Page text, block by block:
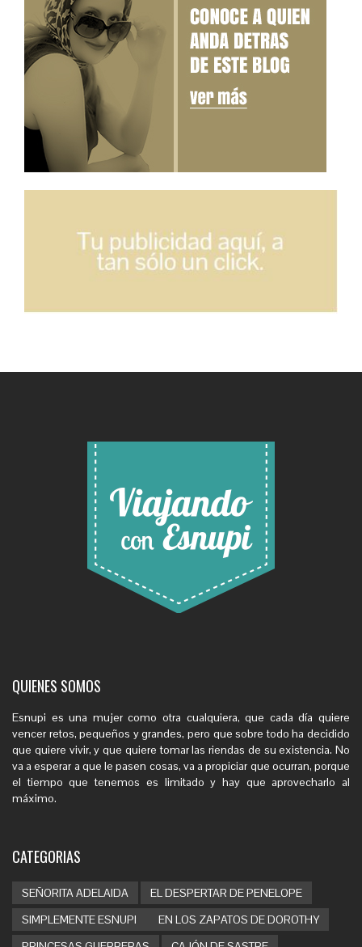
QUIENES SOMOS
Esnupi es una mujer como otra cualquiera, que cada día quiere
vencer retos, pequeños y grandes, pero que sobre todo ha decidido
que quiere vivir, y que quiere tomar las riendas de su existencia. No
va a esperar a que le pasen cosas, va a propiciar que ocurran, porque
el tiempo que tenemos es limitado y hay que aprovecharlo al
máximo.
CATEGORIAS
SEÑORITA ADELAIDA
EL DESPERTAR DE PENELOPE
SIMPLEMENTE ESNUPI
EN LOS ZAPATOS DE DOROTHY